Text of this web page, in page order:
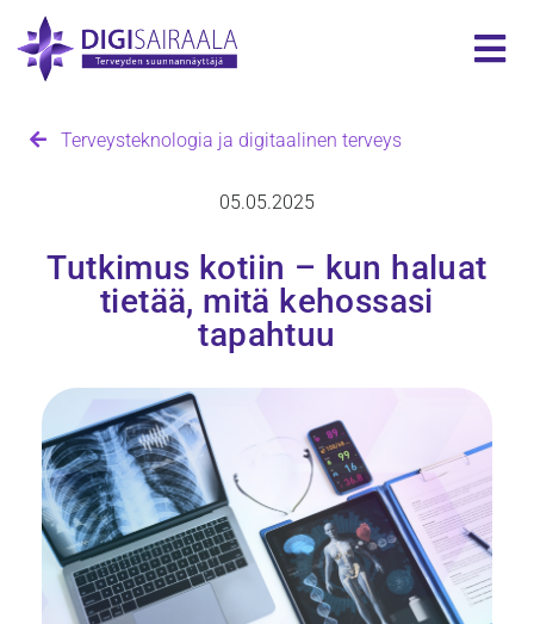
Terveysteknologia ja digitaalinen terveys
05.05.2025
Tutkimus kotiin – kun haluat
tietää, mitä kehossasi
tapahtuu